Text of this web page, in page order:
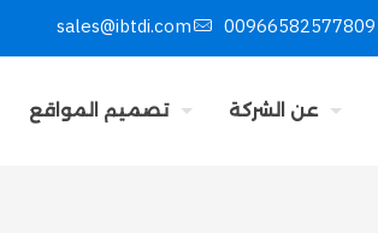
00966582577809
sales@ibtdi.com
عن الشركة تصميم المواقع